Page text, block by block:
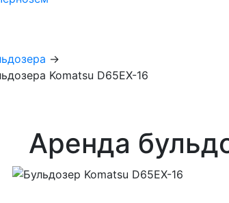
→
Komatsu D65EX-16
Аренда